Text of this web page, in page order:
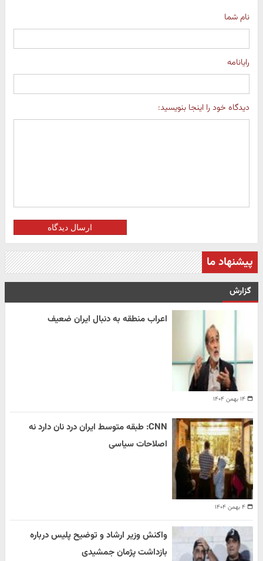
نام شما
رایانامه
دیدگاه خود را اینجا بنویسید:
ارسال دیدگاه
پیشنهاد ما
گزارش
۱۴ بهمن ۱۴۰۴
اعراب منطقه به دنبال ایران ضعیف
۴ بهمن ۱۴۰۴
CNN: طبقه متوسط ایران درد نان دارد نه
اصلاحات سیاسی
واکنش وزیر ارشاد و توضیح پلیس درباره
بازداشت پژمان جمشیدی